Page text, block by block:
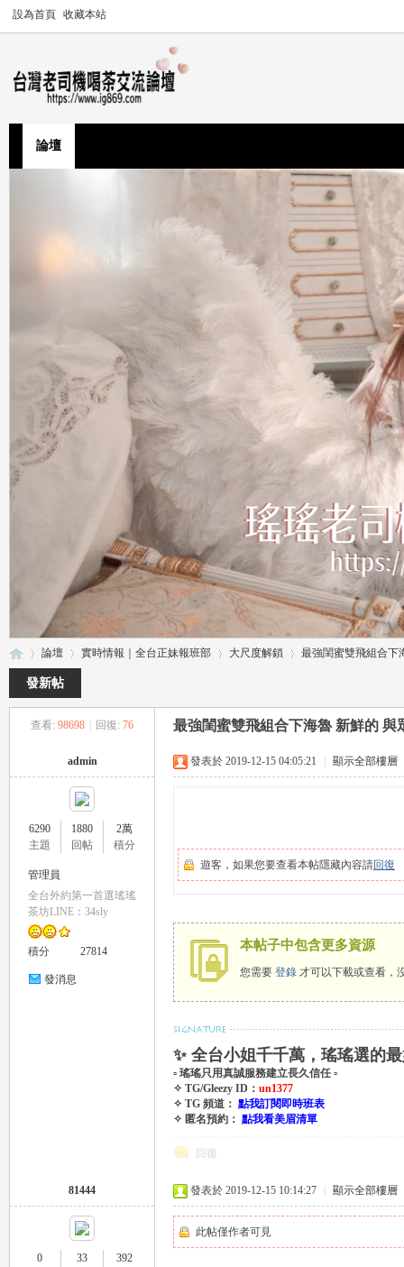
設為首頁 收藏本站
論壇
論壇
›
實時情報｜全台正妹報班部
›
大尺度解鎖
›
最強閨蜜雙飛組合下
發新帖
查看: 98698 回復: 76 最強閨蜜雙飛組合下海魯 新鮮的 與
admin
6290
主題
1880
回帖
2萬
積分
管理員
全台外約第一首選瑤瑤
茶坊LINE：34sly
積分 27814
發消息
發表於 2019-12-15 04:05:21 顯示全部樓層
遊客，如果您要查看本帖隱藏內容請回復
本帖子中包含更多資源
您需要 登錄 才可以下載或查看，
✨ 全台小姐千千萬，瑤瑤選的
▫ 瑤瑤只用真誠服務建立長久信任 ▫
✧ TG/Gleezy ID： un1377
✧ TG 頻道： 點我訂閱即時班表
✧ 匿名預約： 點我看美眉清單
回復
81444
0
33
392
發表於 2019-12-15 10:14:27 顯示全部樓層
此帖僅作者可見